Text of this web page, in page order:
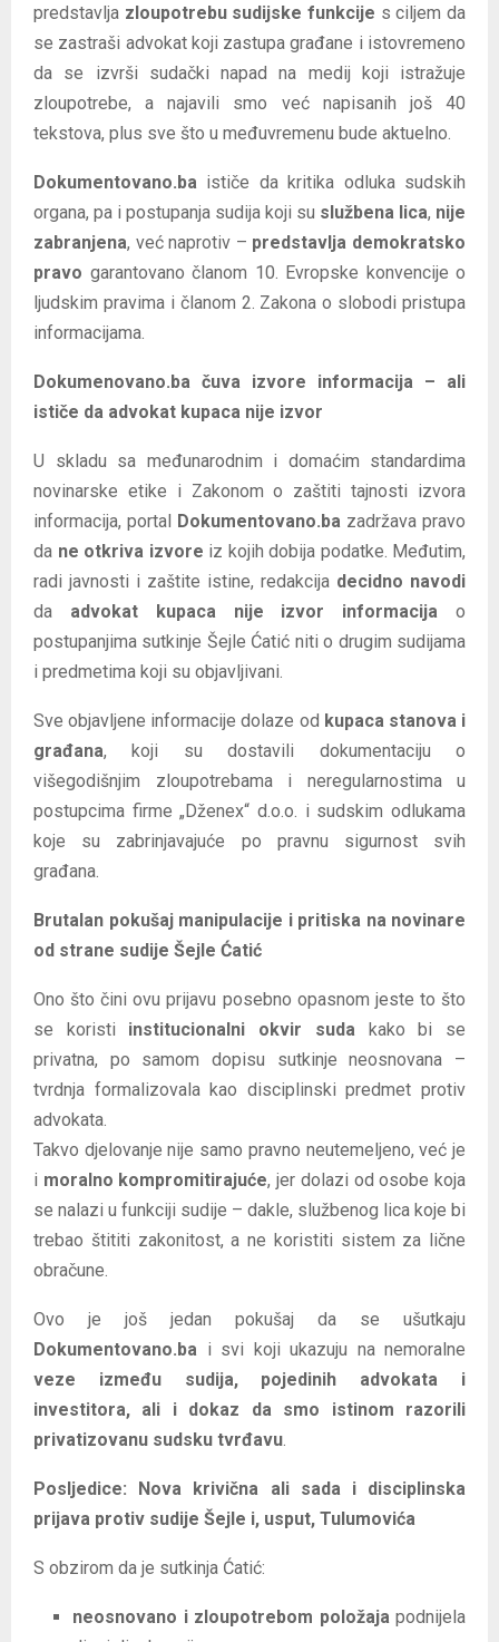
predstavlja zloupotrebu sudijske funkcije s ciljem da
se zastraši advokat koji zastupa građane i istovremeno
da se izvrši sudački napad na medij koji istražuje
zloupotrebe, a najavili smo već napisanih još 40
tekstova, plus sve što u međuvremenu bude aktuelno.
Dokumentovano.ba ističe da kritika odluka sudskih
organa, pa i postupanja sudija koji su službena lica, nije
zabranjena, već naprotiv – predstavlja demokratsko
pravo garantovano članom 10. Evropske konvencije o
ljudskim pravima i članom 2. Zakona o slobodi pristupa
informacijama.
Dokumenovano.ba čuva izvore informacija – ali
ističe da advokat kupaca nije izvor
U skladu sa međunarodnim i domaćim standardima
novinarske etike i Zakonom o zaštiti tajnosti izvora
informacija, portal Dokumentovano.ba zadržava pravo
da ne otkriva izvore iz kojih dobija podatke. Međutim,
radi javnosti i zaštite istine, redakcija decidno navodi
da advokat kupaca nije izvor informacija o
postupanjima sutkinje Šejle Ćatić niti o drugim sudijama
i predmetima koji su objavljivani.
Sve objavljene informacije dolaze od kupaca stanova i
građana, koji su dostavili dokumentaciju o
višegodišnjim zloupotrebama i neregularnostima u
postupcima firme „Dženex“ d.o.o. i sudskim odlukama
koje su zabrinjavajuće po pravnu sigurnost svih
građana.
Brutalan pokušaj manipulacije i pritiska na novinare
od strane sudije Šejle Ćatić
Ono što čini ovu prijavu posebno opasnom jeste to što
se koristi institucionalni okvir suda kako bi se
privatna, po samom dopisu sutkinje neosnovana –
tvrdnja formalizovala kao disciplinski predmet protiv
advokata.
Takvo djelovanje nije samo pravno neutemeljeno, već je
i moralno kompromitirajuće, jer dolazi od osobe koja
se nalazi u funkciji sudije – dakle, službenog lica koje bi
trebao štititi zakonitost, a ne koristiti sistem za lične
obračune.
Ovo je još jedan pokušaj da se ušutkaju
Dokumentovano.ba i svi koji ukazuju na nemoralne
veze između sudija, pojedinih advokata i
investitora, ali i dokaz da smo istinom razorili
privatizovanu sudsku tvrđavu
Posljedice: Nova krivična ali sada i disciplinska
prijava protiv sudije Šejle i, usput, Tulumovića
S obzirom da je sutkinja Ćatić:
neosnovano i zloupotrebom položaja podnijela